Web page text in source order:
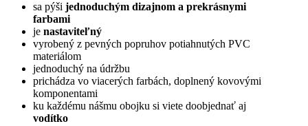
sa pýši jednoduchým dizajnom a prekrásnymi
farbami
je nastaviteľný
vyrobený z pevných popruhov potiahnutých PVC
materiálom
jednoduchý na údržbu
prichádza vo viacerých farbách, doplnený kovovými
komponentami
ku každému nášmu obojku si viete doobjednať aj
vodítko